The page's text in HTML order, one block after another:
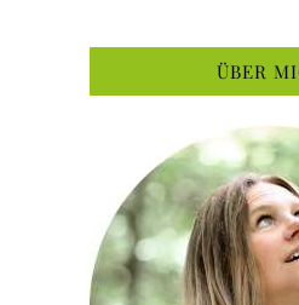
ÜBER